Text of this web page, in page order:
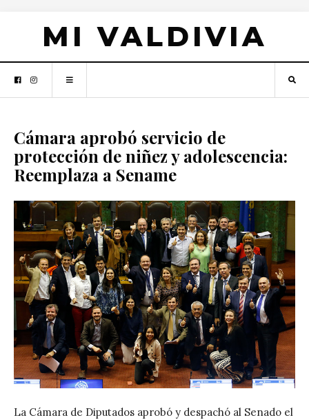
MI VALDIVIA
Cámara aprobó servicio de
protección de niñez y adolescencia:
Reemplaza a Sename
La Cámara de Diputados aprobó y despachó al Senado el